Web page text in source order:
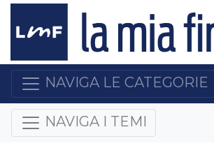
NAVIGA LE CATEGORIE
NAVIGA I TEMI